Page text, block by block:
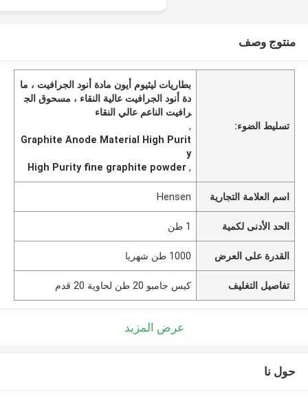
منتوج وصف
تسليط الضوء:
بطاريات ليثيوم أيون مادة أنود الجرافيت ، ما
دة أنود الجرافيت عالية النقاء ، مسحوق الج
رافيت الناعم عالي النقاء
,
Graphite Anode Material High Purit
y
,
High Purity fine graphite powder
اسم العلامة التجارية Hensen
الحد الأدنى لكمية 1 طن
القدرة على العرض 1000 طن شهريا
تفاصيل التغليف كيس جامبو 20 طن لحاوية 20 قدم
عرض المزيد
حول نا